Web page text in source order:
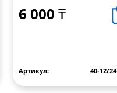
6 000 ₸
Артикул: 40-12/